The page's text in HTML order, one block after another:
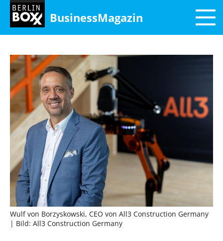
BusinessMagazin
Wulf von Borzyskowski, CEO von All3 Construction Germany
| Bild: All3 Construction Germany